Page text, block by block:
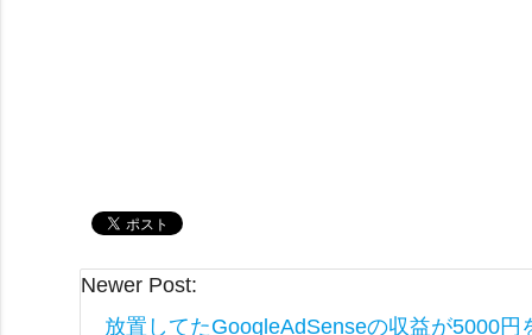
Newer Post:
放置してたGoogleAdSenseの収益が5000円